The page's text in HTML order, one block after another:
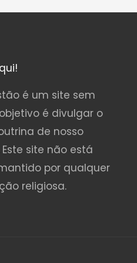
é um site sem
é divulgar o
de nosso
Este site não está
por qualquer
religiosa.